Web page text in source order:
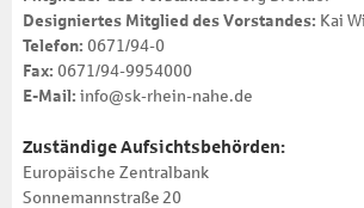
Designiertes Mitglied des Vorstandes: Kai
Telefon: 0671/94-0
Fax: 0671/94-9954000
E-Mail: info@sk-rhein-nahe.de
Zuständige Aufsichtsbehörden:
Europäische Zentralbank
Sonnemannstraße 20